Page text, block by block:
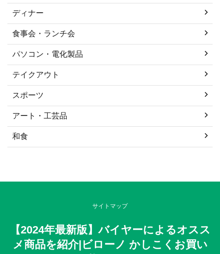
ディナー
食事会・ランチ会
パソコン・電化製品
テイクアウト
スポーツ
アート・工芸品
和食
サイトマップ
【2024年最新版】バイヤーによるオスス
メ商品を紹介|ビローノ かしこくお買い